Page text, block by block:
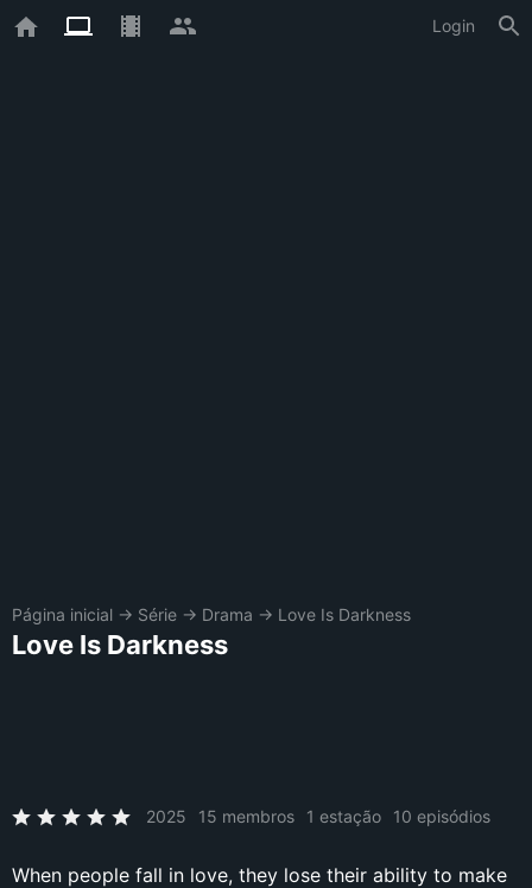
Login
Página inicial → Série → Drama → Love Is Darkness
Love Is Darkness
2025 15 membros 1 estação 10 episódios
When people fall in love, they lose their ability to make